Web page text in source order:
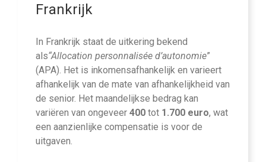
Frankrijk
In Frankrijk staat de uitkering bekend
als“Allocation personnalisée d’autonomie”
(APA). Het is inkomensafhankelijk en varieert
afhankelijk van de mate van afhankelijkheid van
de senior. Het maandelijkse bedrag kan
variëren van ongeveer 400 tot 1.700 euro, wat
een aanzienlijke compensatie is voor de
uitgaven.